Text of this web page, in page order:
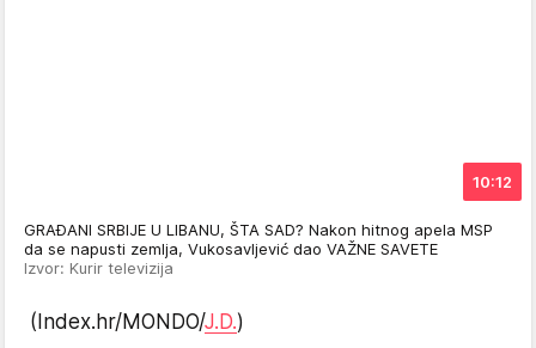
10:12
GRAĐANI SRBIJE U LIBANU, ŠTA SAD? Nakon hitnog apela MSP
da se napusti zemlja, Vukosavljević dao VAŽNE SAVETE
Izvor: Kurir televizija
(Index.hr/MONDO/J.D.)